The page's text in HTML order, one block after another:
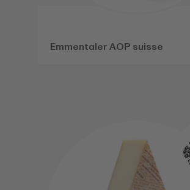
Emmentaler AOP suisse